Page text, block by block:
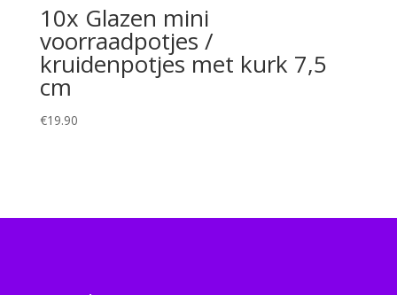
10x Glazen mini
voorraadpotjes /
kruidenpotjes met kurk 7,5
cm
€19.90